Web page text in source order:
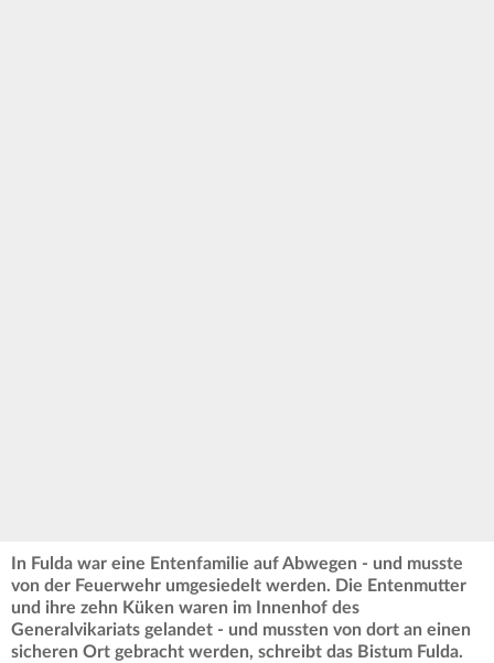
In Fulda war eine Entenfamilie auf Abwegen - und musste
von der Feuerwehr umgesiedelt werden. Die Entenmutter
und ihre zehn Küken waren im Innenhof des
Generalvikariats gelandet - und mussten von dort an einen
sicheren Ort gebracht werden, schreibt das Bistum Fulda.